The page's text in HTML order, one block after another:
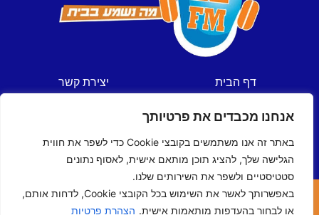
אנחנו מכבדים את פרטיותך
באתר זה אנו משתמשים בקובצי Cookie כדי לשפר את חווית
הגלישה שלך, להציג תוכן מותאם אישית, לאסוף נתונים
סטטיסטיים ולשפר את השירותים שלנו.
באפשרותך לאשר את השימוש בכל הקובצי Cookie, לדחות אותם,
או לבחור בהעדפות מותאמות אישית. הצהרת פרטיות
דף הבית
ספורט
תכניות
לוח שידורים
יצירת קשר
הצהרת נגישות
כל הזכויות שמורות © ל- 90FM